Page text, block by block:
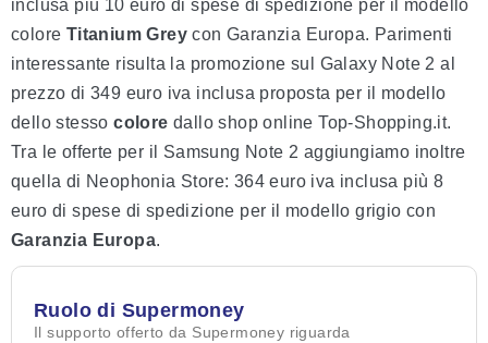
inclusa più 10 euro di spese di spedizione per il modello
colore Titanium Grey con Garanzia Europa. Parimenti
interessante risulta la promozione sul Galaxy Note 2 al
prezzo di 349 euro iva inclusa proposta per il modello
dello stessocolore dallo shop online Top-Shopping.it.
Tra le offerte per il Samsung Note 2 aggiungiamo inoltre
quella di Neophonia Store: 364 euro iva inclusa più 8
euro di spese di spedizione per il modello grigio con
Garanzia Europa.
Ruolo di Supermoney
Il supporto offerto da Supermoney riguarda